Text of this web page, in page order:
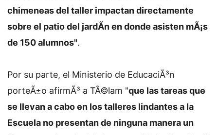
chimeneas del taller impactan directamente
sobre el patio del jardÃ­n en donde asisten mÃ¡s
de 150 alumnos".
Por su parte, el Ministerio de EducaciÃ³n
porteÃ±o afirmÃ³ a TÃ©lam "que las tareas que
se llevan a cabo en los talleres lindantes a la
Escuela no presentan de ninguna manera un